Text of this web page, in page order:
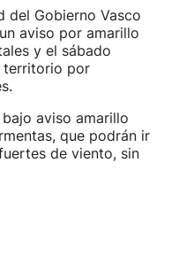
del Gobierno Vasco
aviso por amarillo
y el sábado
territorio por
aviso amarillo
que podrán ir
de viento, sin